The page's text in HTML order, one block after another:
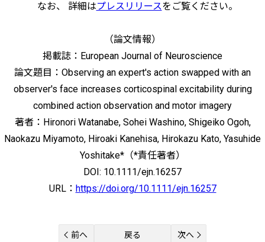
なお、 詳細はプレスリリースをご覧ください。
（論文情報）
掲載誌：European Journal of Neuroscience
論文題目：Observing an expert's action swapped with an
observer's face increases corticospinal excitability during
combined action observation and motor imagery
著者：Hironori Watanabe, Sohei Washino, Shigeiko Ogoh,
Naokazu Miyamoto, Hiroaki Kanehisa, Hirokazu Kato, Yasuhide
Yoshitake*（*責任著者）
DOI: 10.1111/ejn.16257
URL： https://doi.org/10.1111/ejn.16257
前へ 戻る 次へ